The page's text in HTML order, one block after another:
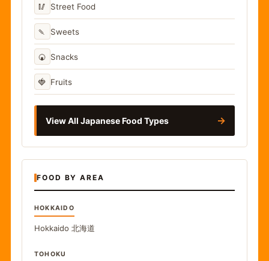
🥢 Street Food
🍡 Sweets
🍘 Snacks
🍓 Fruits
View All Japanese Food Types →
FOOD BY AREA
HOKKAIDO
Hokkaido 北海道
TOHOKU